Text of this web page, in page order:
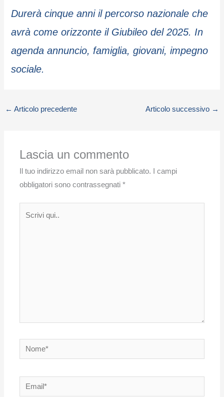
Durerà cinque anni il percorso nazionale che
avrà come orizzonte il Giubileo del 2025. In
agenda annuncio, famiglia, giovani, impegno
sociale.
← Articolo precedente Articolo successivo →
Lascia un commento
Il tuo indirizzo email non sarà pubblicato.
I campi
obbligatori sono contrassegnati*
Nome*
Email*